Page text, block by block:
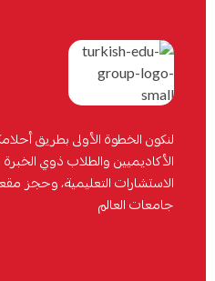
لنكون الخطوة الأولى بطريق
الأكاديميين والطلاب ذوي الخبرة
الاستشارات التعليمية، وحجز
جامعات العالم